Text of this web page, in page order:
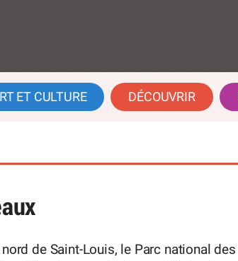
ET CULTURE DÉCOUVRIR
de Saint-Louis, le Parc national des